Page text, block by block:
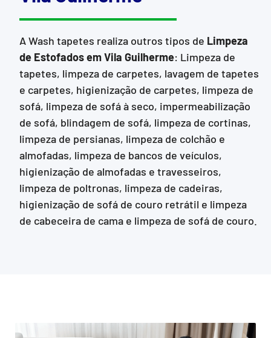
A Wash tapetes realiza outros tipos de Limpeza
de Estofadosem Vila Guilherme: Limpeza de
tapetes, limpeza de carpetes, lavagem de tapetes
e carpetes, higienização de carpetes, limpeza de
sofá, limpeza de sofá à seco, impermeabilização
de sofá, blindagem de sofá, limpeza de cortinas,
limpeza de persianas, limpeza de colchão e
almofadas, limpeza de bancos de veículos,
higienização de almofadas e travesseiros,
limpeza de poltronas, limpeza de cadeiras,
higienização de sofá de couro retrátil e limpeza
de cabeceira de cama e limpeza de sofá de couro.